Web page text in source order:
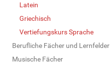
Latein
Griechisch
Vertiefungskurs Sprache
Berufliche Fächer und Lernfelder
Musische Fächer